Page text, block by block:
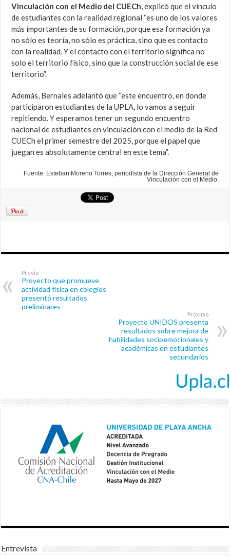
Vinculación con el Medio del CUECh, explicó que el vínculo
de estudiantes con la realidad regional “es uno de los valores
más importantes de su formación, porque esa formación ya
no sólo es teoría, no sólo es práctica, sino que es contacto
con la realidad. Y el contacto con el territorio significa no
solo el territorio físico, sino que la construcción social de ese
territorio”.
Además, Bernales adelantó que “este encuentro, en donde
participaron estudiantes de la UPLA, lo vamos a seguir
repitiendo. Y esperamos tener un segundo encuentro
nacional de estudiantes en vinculación con el medio de la Red
CUECh el primer semestre del 2025, porque el papel que
juegan es absolutamente central en este tema”.
Fuente: Esteban Moreno Torres, periodista de la Dirección General de
Vinculación con el Medio.
Previo
Proyecto que promueve
actividad física en colegios
presentó resultados
preliminares
Próximo
Proyecto UNIDOS presenta
resultados sobre mejora de
habilidades socioemocionales y
académicas en estudiantes
secundarios
Entrevista